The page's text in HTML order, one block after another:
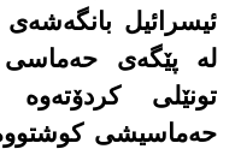
ئیسرائیل
لە پێگەی
حەماسیشی